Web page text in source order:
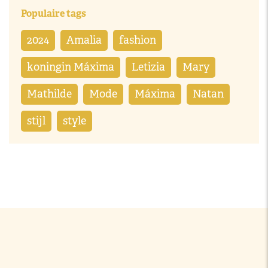
Populaire tags
2024 Amalia fashion
koningin Máxima Letizia Mary
Mathilde Mode Máxima Natan
stijl style